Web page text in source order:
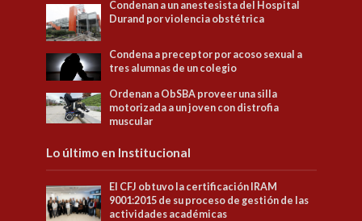
Condenan a un anestesista del Hospital
Durand por violencia obstétrica
Condena a preceptor por acoso sexual a
tres alumnas de un colegio
Ordenan a ObSBA proveer una silla
motorizada a un joven con distrofia
muscular
Lo último en Institucional
El CFJ obtuvo la certificación IRAM
9001:2015 de su proceso de gestión de las
actividades académicas